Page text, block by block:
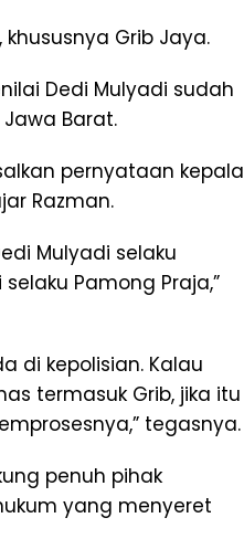
Grib Jaya.
Dedi Mulyadi sudah
Barat.
pernyataan kepala
Razman.
Mulyadi selaku
Pamong Praja,”
di kepolisian. Kalau
termasuk Grib, jika itu
tegasnya.
penuh pihak
yang menyeret